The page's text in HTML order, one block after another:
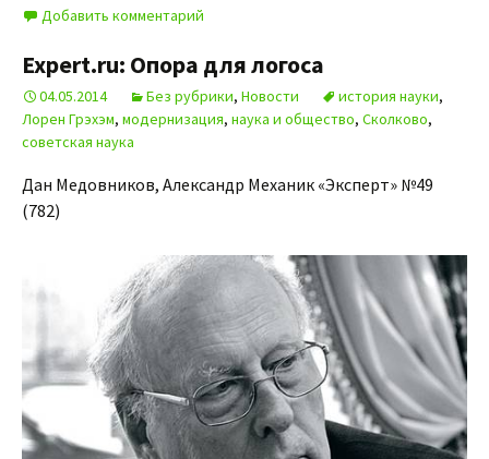
Добавить комментарий
Expert.ru: Опора для логоса
04.05.2014 Без рубрики, Новости история науки,
Лорен Грэхэм, модернизация, наука и общество, Сколково,
советская наука
Дан Медовников, Александр Механик «Эксперт» №49
(782)